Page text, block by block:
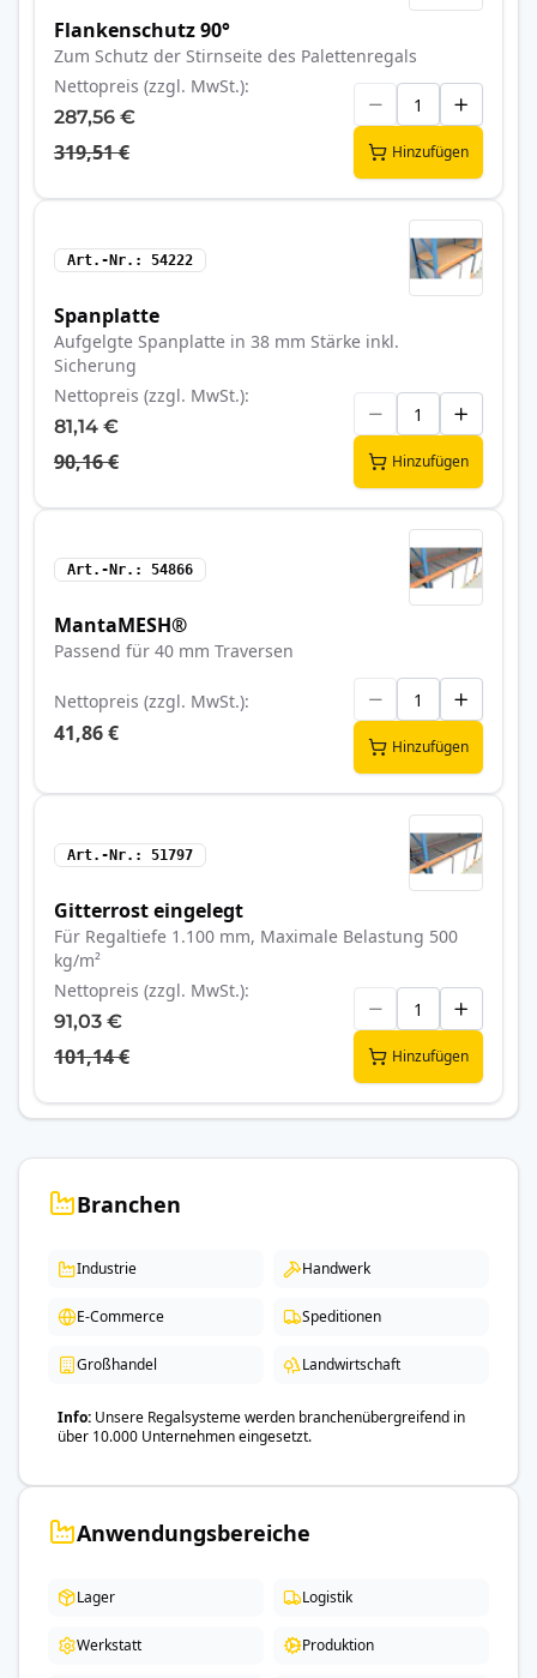
Flankenschutz 90°
Zum Schutz der Stirnseite des Palettenregals
Nettopreis (zzgl. MwSt.)
287,56 €
319,51 € Hinzufügen
Art.-Nr. 54222
Spanplatte
Aufgelgte Spanplatte in 38 mm Stärke inkl.
Sicherung
Nettopreis (zzgl. MwSt.)
81,14 €
90,16 € Hinzufügen
Art.-Nr. 54866
MantaMESH®
Passend für 40 mm Traversen
Nettopreis (zzgl. MwSt.)
41,86 €
Hinzufügen
Art.-Nr. 51797
Gitterrost eingelegt
Für Regaltiefe 1.100 mm, Maximale Belastung 500
kg/m²
Nettopreis (zzgl. MwSt.)
91,03 €
101,14 € Hinzufügen
Branchen
Industrie Handwerk
E-Commerce Speditionen
Großhandel Landwirtschaft
Info Unsere Regalsysteme werden branchenübergreifend in
über 10.000 Unternehmen eingesetzt.
Anwendungsbereiche
Lager Logistik
Werkstatt Produktion